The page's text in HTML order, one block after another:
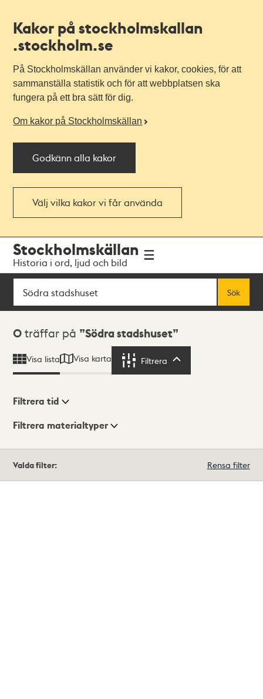
Kakor på stockholmskallan
.stockholm.se
På Stockholmskällan använder vi kakor, cookies, för att
sammanställa statistik och för att webbplatsen ska
fungera på ett bra sätt för dig.
Om kakor på Stockholmskällan
Godkänn alla kakor
Välj vilka kakor vi får använda
navigationen
huvudinnehållet
Stockholmskällan
Historia i ord, ljud och bild
Sök
Sök
Sökresultat
0 träffar på Södra stadshuset
Visa lista Visa karta Filtrera
Visningsläge
Filtrera tid
Filtrera materialtyper
träffar
Valda filter: Rensa filter